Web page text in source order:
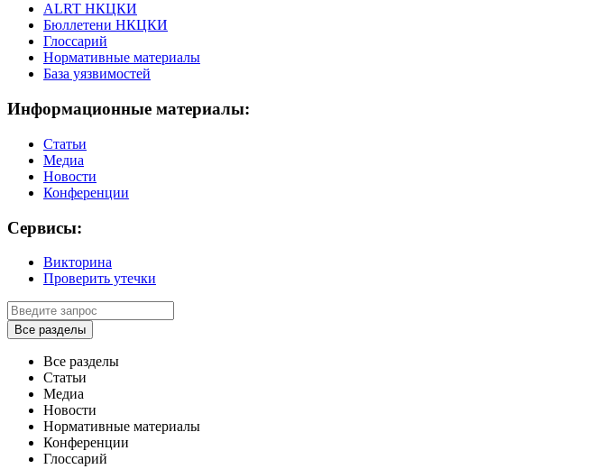
ALRT НКЦКИ
Бюллетени НКЦКИ
Глоссарий
Нормативные материалы
База уязвимостей
Информационные материалы:
Статьи
Медиа
Новости
Конференции
Сервисы:
Викторина
Проверить утечки
Все разделы
Все разделы
Статьи
Медиа
Новости
Нормативные материалы
Конференции
Глоссарий